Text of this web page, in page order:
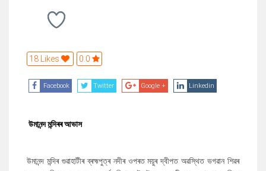
18 Likes 0.0
Facebook Twitter Google + Linkedin
উমানন্দ মন্দিৰৰ আভাস
উমানন্দ মন্দিৰ গুৱাহাটীৰব্ৰহ্মপুত্ৰ নদীৰ ওপৰতময়ুৰ দ্বীপত অৱস্থিত ভগৱান শিৱৰ